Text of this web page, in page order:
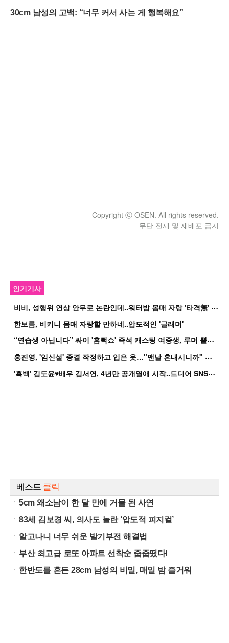
Copyright ⓒ OSEN. All rights reserved.
무단 전재 및 재배포 금지
인기기사
비
비, 성행위 연상 안무로 논란인데..워터밤 몸매 자랑 '타격無' 근황
한보름, 비키니 몸매 자랑할 만하네..압도적인 '글래머'
“
연습생 아닙니다” 싸이 '흠뻑쇼' 즉석 캐스팅 여중생, 루머 뿔났다[Oh!쎈 이...
홍
진영, '임신설' 종결 작정하고 입은 옷…"맨날 혼내시니까" 억울
'
흑백' 김도윤♥배우 김서연, 4년만 공개열애 시작..드디어 SNS에 노출 [핫피...